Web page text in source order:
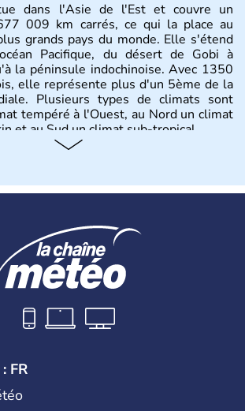
dans l'Asie de l'Est et couvre un
009 km carrés, ce qui la place au
grands pays du monde. Elle s'étend
Pacifique, du désert de Gobi à
la péninsule indochinoise. Avec 1350
elle représente plus d'un 5ème de la
Plusieurs types de climats sont
tempéré à l'Ouest, au Nord un climat
et au Sud un climat sub-tropical.
est l'une des plus anciennes et son
de l'opium lorsque la Chine s'est
nation et a retrouvé son indépendance
pays en matière d'inventions avant-
a été la première utilisatrice du papier,
FR